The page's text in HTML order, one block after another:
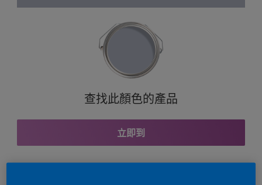
查找此顏色的產品
立即到